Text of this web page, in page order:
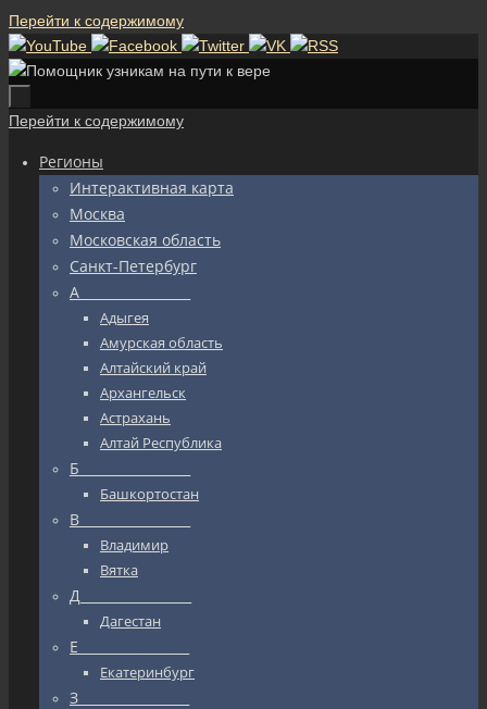
Перейти к содержимому
Перейти к содержимому
Регионы
Интерактивная карта
Москва
Московская область
Санкт-Петербург
А_________________
Адыгея
Амурская область
Алтайский край
Архангельск
Астрахань
Алтай Республика
Б_________________
Башкортостан
В_________________
Владимир
Вятка
Д_________________
Дагестан
Е_________________
Екатеринбург
З_________________